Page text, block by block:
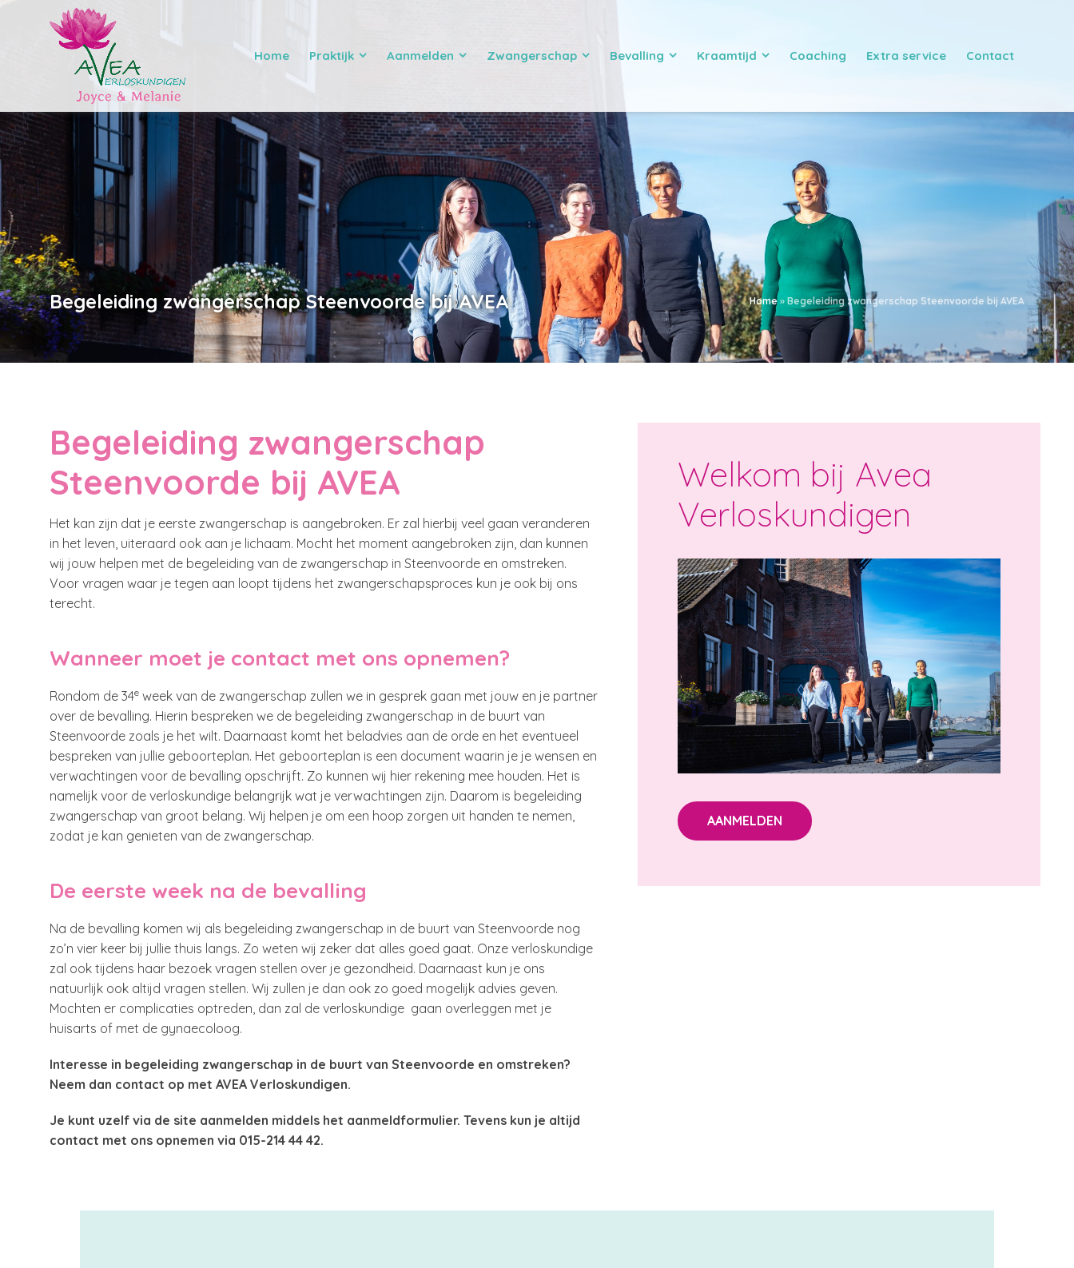
Home Praktijk Aanmelden Zwangerschap Bevalling Kraamtijd Coaching Extra service Contact
Begeleiding zwangerschap Steenvoorde bij AVEA Home » Begeleiding zwangerschap Steenvoorde bij AVEA
Begeleiding zwangerschap
Steenvoorde bij AVEA
Het kan zijn dat je eerste zwangerschap is aangebroken. Er zal hierbij veel gaan veranderen
in het leven, uiteraard ook aan je lichaam. Mocht het moment aangebroken zijn, dan kunnen
wij jouw helpen met de begeleiding van de zwangerschap in Steenvoorde en omstreken.
Voor vragen waar je tegen aan loopt tijdens het zwangerschapsproces kun je ook bij ons
terecht.
Wanneer moet je contact met ons opnemen?
Rondom de 34e week van de zwangerschap zullen we in gesprek gaan met jouw en je partner
over de bevalling. Hierin bespreken we de begeleiding zwangerschap in de buurt van
Steenvoorde zoals je het wilt. Daarnaast komt het beladvies aan de orde en het eventueel
bespreken van jullie geboorteplan. Het geboorteplan is een document waarin je je wensen en
verwachtingen voor de bevalling opschrijft. Zo kunnen wij hier rekening mee houden. Het is
namelijk voor de verloskundige belangrijk wat je verwachtingen zijn. Daarom is begeleiding
zwangerschap van groot belang. Wij helpen je om een hoop zorgen uit handen te nemen,
zodat je kan genieten van de zwangerschap.
De eerste week na de bevalling
Na de bevalling komen wij als begeleiding zwangerschap in de buurt van Steenvoorde nog
zo’n vier keer bij jullie thuis langs. Zo weten wij zeker dat alles goed gaat. Onze verloskundige
zal ook tijdens haar bezoek vragen stellen over je gezondheid. Daarnaast kun je ons
natuurlijk ook altijd vragen stellen. Wij zullen je dan ook zo goed mogelijk advies geven.
Mochten er complicaties optreden, dan zal de verloskundige gaan overleggen met je
huisarts of met de gynaecoloog.
Interesse in begeleiding zwangerschap in de buurt van Steenvoorde en omstreken?
Neem dan contact op met AVEA Verloskundigen.
Je kunt uzelf via de site aanmelden middels het aanmeldformulier. Tevens kun je altijd
contact met ons opnemen via 015-214 44 42.
Welkom bij Avea
Verloskundigen
AANMELDEN